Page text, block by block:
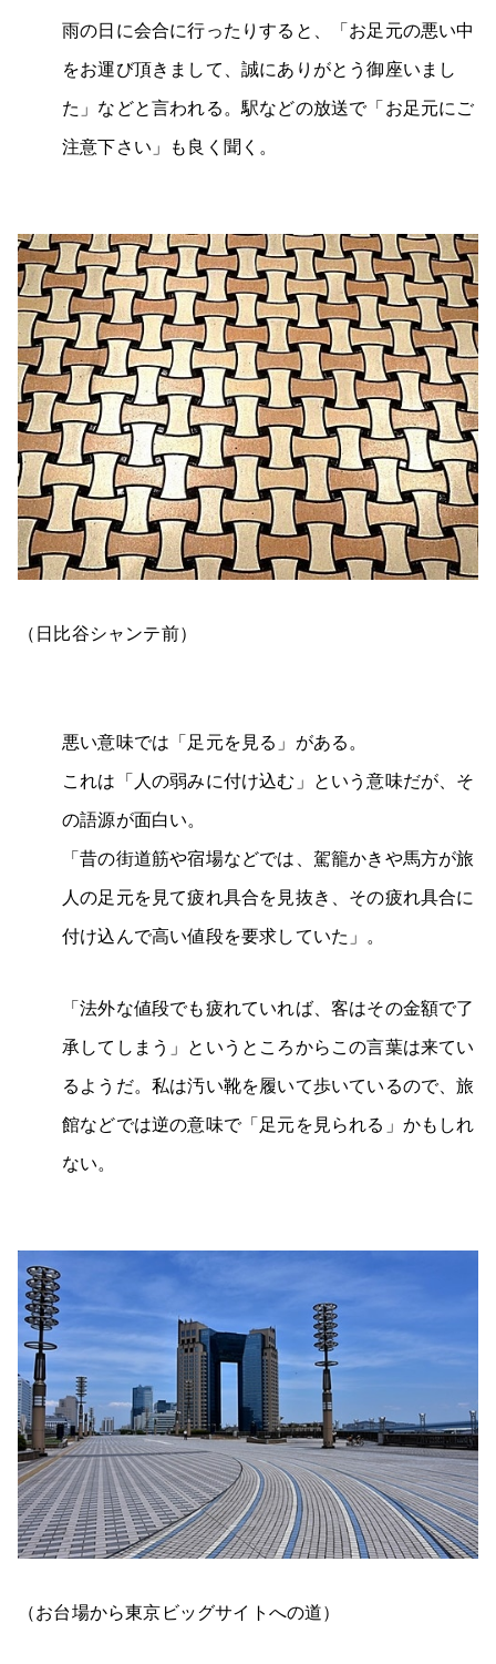
雨の日に会合に行ったりすると、「お足元の悪い中
をお運び頂きまして、誠にありがとう御座いまし
た」などと言われる。駅などの放送で「お足元にご
注意下さい」も良く聞く。
（日比谷シャンテ前）
悪い意味では「足元を見る」がある。
これは「人の弱みに付け込む」という意味だが、そ
の語源が面白い。
「昔の街道筋や宿場などでは、駕籠かきや馬方が旅
人の足元を見て疲れ具合を見抜き、その疲れ具合に
付け込んで高い値段を要求していた」。
「法外な値段でも疲れていれば、客はその金額で了
承してしまう」というところからこの言葉は来てい
るようだ。私は汚い靴を履いて歩いているので、旅
館などでは逆の意味で「足元を見られる」かもしれ
ない。
（お台場から東京ビッグサイトへの道）